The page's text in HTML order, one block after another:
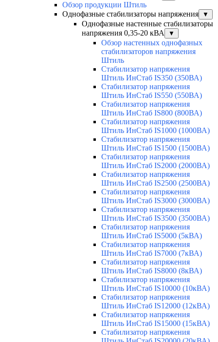
Обзор продукции Штиль
Однофазные стабилизаторы напряжения
▼
Однофазные настенные стабилизаторы
напряжения 0,35-20 кВА
▼
Обзор настенных однофазных
стабилизаторов напряжения
Штиль
Стабилизатор напряжения
Штиль ИнСтаб IS350 (350ВА)
Стабилизатор напряжения
Штиль ИнСтаб IS550 (550ВА)
Стабилизатор напряжения
Штиль ИнСтаб IS800 (800ВА)
Стабилизатор напряжения
Штиль ИнСтаб IS1000 (1000ВА)
Стабилизатор напряжения
Штиль ИнСтаб IS1500 (1500ВА)
Стабилизатор напряжения
Штиль ИнСтаб IS2000 (2000ВА)
Стабилизатор напряжения
Штиль ИнСтаб IS2500 (2500ВА)
Стабилизатор напряжения
Штиль ИнСтаб IS3000 (3000ВА)
Стабилизатор напряжения
Штиль ИнСтаб IS3500 (3500ВА)
Стабилизатор напряжения
Штиль ИнСтаб IS5000 (5кВА)
Стабилизатор напряжения
Штиль ИнСтаб IS7000 (7кВА)
Стабилизатор напряжения
Штиль ИнСтаб IS8000 (8кВА)
Стабилизатор напряжения
Штиль ИнСтаб IS10000 (10кВА)
Стабилизатор напряжения
Штиль ИнСтаб IS12000 (12кВА)
Стабилизатор напряжения
Штиль ИнСтаб IS15000 (15кВА)
Стабилизатор напряжения